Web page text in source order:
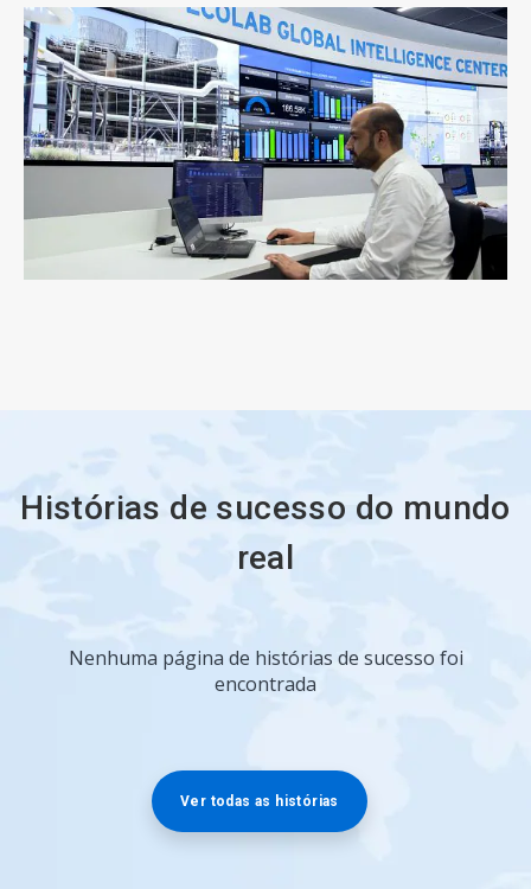
Histórias de sucesso do mundo
real
Nenhuma página de histórias de sucesso foi
encontrada
Ver todas as histórias